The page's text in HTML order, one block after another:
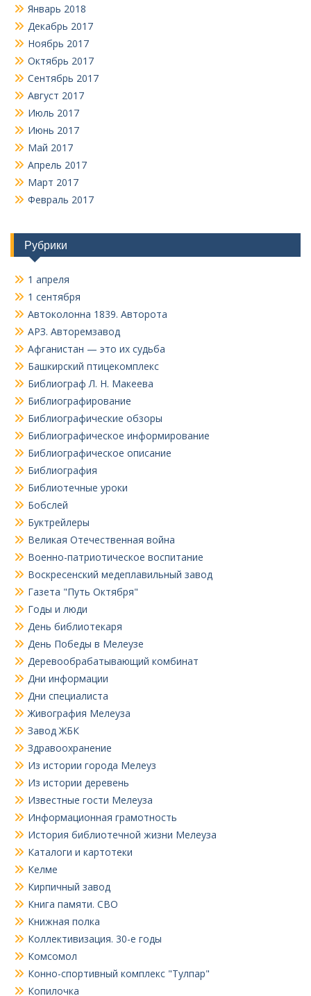
Январь 2018
Декабрь 2017
Ноябрь 2017
Октябрь 2017
Сентябрь 2017
Август 2017
Июль 2017
Июнь 2017
Май 2017
Апрель 2017
Март 2017
Февраль 2017
Рубрики
1 апреля
1 сентября
Автоколонна 1839. Авторота
АРЗ. Авторемзавод
Афганистан — это их судьба
Башкирский птицекомплекс
Библиограф Л. Н. Макеева
Библиографирование
Библиографические обзоры
Библиографическое информирование
Библиографическое описание
Библиография
Библиотечные уроки
Бобслей
Буктрейлеры
Великая Отечественная война
Военно-патриотическое воспитание
Воскресенский медеплавильный завод
Газета "Путь Октября"
Годы и люди
День библиотекаря
День Победы в Мелеузе
Деревообрабатывающий комбинат
Дни информации
Дни специалиста
Живография Мелеуза
Завод ЖБК
Здравоохранение
Из истории города Мелеуз
Из истории деревень
Известные гости Мелеуза
Информационная грамотность
История библиотечной жизни Мелеуза
Каталоги и картотеки
Келме
Кирпичный завод
Книга памяти. СВО
Книжная полка
Коллективизация. 30-е годы
Комсомол
Конно-спортивный комплекс "Тулпар"
Копилочка